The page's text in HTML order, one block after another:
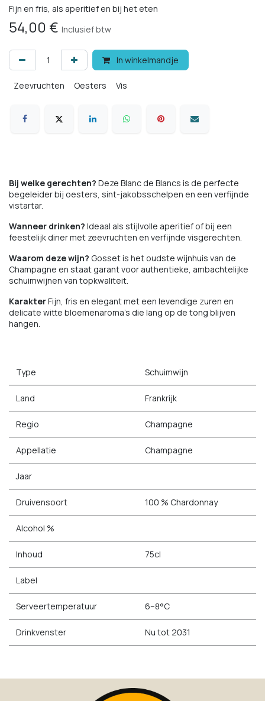
Fijn en fris, als aperitief en bij het eten
54,00 € Inclusief btw
In winkelmandje
Zeevruchten Oesters Vis
Bij welke gerechten? Deze Blanc de Blancs is de perfecte
begeleider bij oesters, sint-jakobsschelpen en een verfijnde
vistartar.
Wanneer drinken? Ideaal als stijlvolle aperitief of bij een
feestelijk diner met zeevruchten en verfijnde visgerechten.
Waarom deze wijn? Gosset is het oudste wijnhuis van de
Champagne en staat garant voor authentieke, ambachtelijke
schuimwijnen van topkwaliteit.
KarakterFijn, fris en elegant met een levendige zuren en
delicate witte bloemenaroma's die lang op de tong blijven
hangen.
Type Schuimwijn
Land Frankrijk
Regio Champagne
Appellatie Champagne
Jaar
Druivensoort 100 % Chardonnay
Alcohol %
Inhoud 75cl
Label
Serveertemperatuur 6–8°C
Drinkvenster Nu tot 2031